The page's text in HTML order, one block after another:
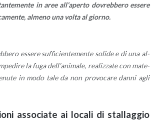
in aree al­l’a­per­to do­vreb­be­ro es­se­re
al­me­no una volta al gior­no.
es­se­re suf­fi­cien­te­men­te so­li­de e di una al­
la fuga del­l’a­ni­ma­le, rea­liz­za­te con ma­te­
in modo tale da non pro­vo­ca­re danni agli
as­so­cia­te ai lo­ca­li di stal­lag­gio